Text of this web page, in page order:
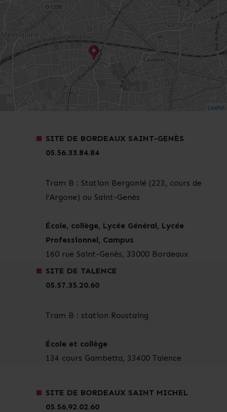
Leaflet
SITE DE BORDEAUX SAINT-GENÈS
05.56.33.84.84
Tram B : Station Bergonié (223, cours de
l’Argone) ou Saint-Genès
École, collège, Lycée Général, Lycée
Professionnel, Campus
160 rue Saint-Genès, 33000 Bordeaux
SITE DE TALENCE
05.57.35.20.60
Tram B : station Roustaing
École et collège
134 cours Gambetta, 33400 Talence
SITE DE BORDEAUX SAINT MICHEL
05.56.92.02.60